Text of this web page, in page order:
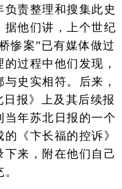
责整理和搜集此史
据他们讲，上个世纪
惨案”已有媒体做过
过程中他们发现，
史实相符。后来，
报》上及其后续报
年苏北日报的一个
《卞长福的控诉》
来，附在他们自己